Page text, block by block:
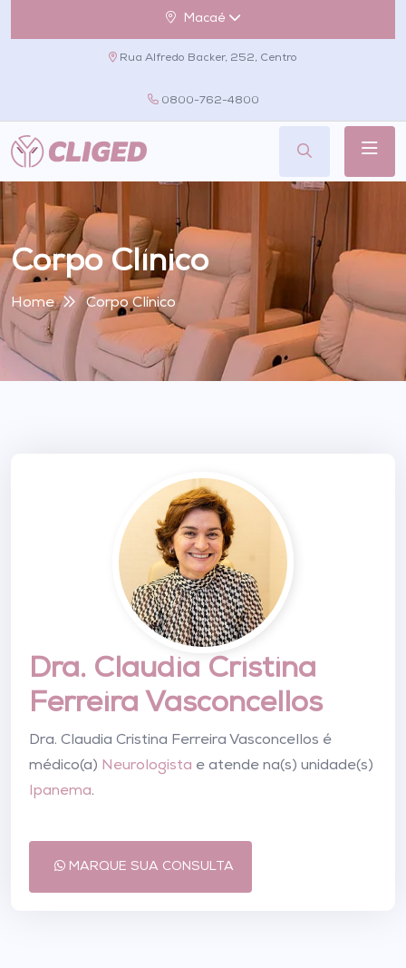
Macaé
Rua Alfredo Backer, 252, Centro
0800-762-4800
Corpo Clínico
Home Corpo Clínico
Dra. Claudia Cristina
Ferreira Vasconcellos
Dra. Claudia Cristina Ferreira Vasconcellos é
médico(a) Neurologista e atende na(s) unidade(s)
Ipanema.
MARQUE SUA CONSULTA